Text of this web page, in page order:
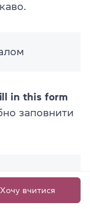
in this form
заповнити
Хочу вчитися